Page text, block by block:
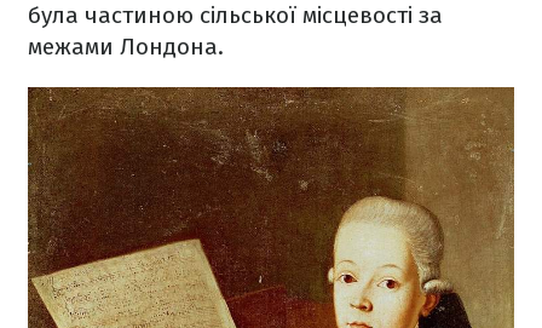
була частиною сільської місцевості за
межами Лондона.